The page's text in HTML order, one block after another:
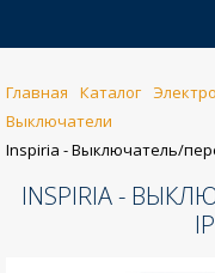
Главная Каталог
Выключатели
Inspiria - Выключатель/
INSPIRIA -